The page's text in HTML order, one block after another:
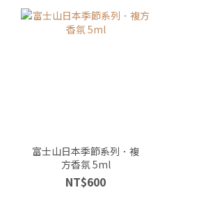
富士山日本季節系列．複
方香氛 5ml
NT$600